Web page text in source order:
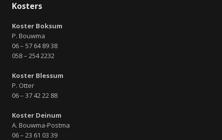
Kosters
Koster Boksum
P. Bouwma
06 – 57 64 89 38
058 – 254 2232
Koster Blessum
P. Otter
06 – 37 42 22 88
Koster Deinum
A. Bouwma-Postma
06 – 23 61 03 39